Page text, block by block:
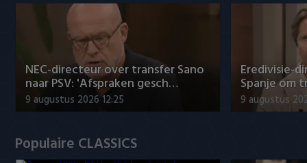
NEC-directeur over transfer Sano
naar PSV: 'Afspraken gesch…
9 augustus 2026 12:25
Eredivisie-
Spanje om
9 augustus
Populaire CLASSICS